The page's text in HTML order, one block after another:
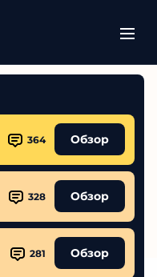
364 Обзор
328 Обзор
281 Обзор